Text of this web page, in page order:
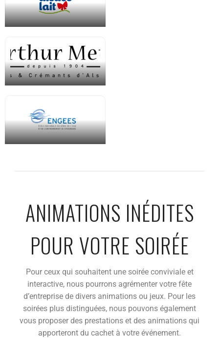
ANIMATIONS INÉDITES
POUR VOTRE SOIRÉE
Pour ceux qui souhaitent une soirée conviviale et
interactive, nous pourrons agrémenter votre fête
d’entreprise de divers animations ou jeux. Pour les
soirées plus distinguées, nous pouvons également
vous proposer des prestations et des animations qui
apporteront du cachet à votre événement.